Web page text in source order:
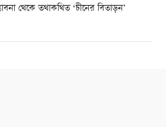
থেকে তথাকথিত ‘চীনের বিতাড়ন’